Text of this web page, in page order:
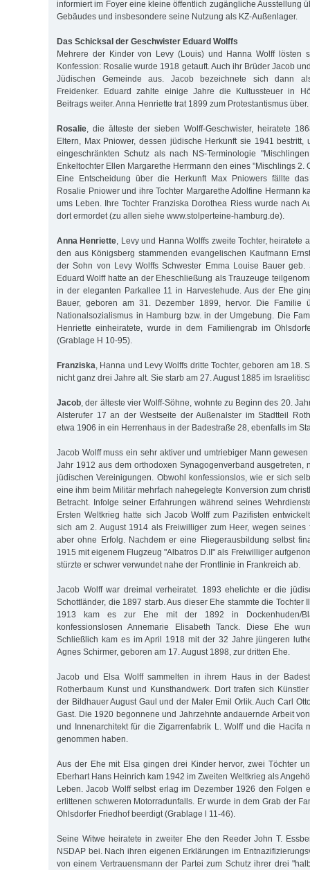
informiert im Foyer eine kleine öffentlich zugängliche Ausstellung
Gebäudes und insbesondere seine Nutzung als KZ-Außenlager.
Das Schicksal der Geschwister Eduard Wolffs
Mehrere der Kinder von Levy (Louis) und Hanna Wolff lösten
Konfession: Rosalie wurde 1918 getauft. Auch ihr Brüder Jacob
Jüdischen Gemeinde aus. Jacob bezeichnete sich dann
Freidenker. Eduard zahlte einige Jahre die Kultussteuer in
Beitrags weiter. Anna Henriette trat 1899 zum Protestantismus über.
Rosalie, die älteste der sieben Wolff-Geschwister, heiratete
Eltern, Max Pniower, dessen jüdische Herkunft sie 1941 bestritt,
eingeschränkten Schutz als nach NS-Terminologie
Enkeltochter Ellen Margarethe Herrmann den eines "Mischlings 2.
Eine Entscheidung über die Herkunft Max Pniowers fällte
Rosalie Pniower und ihre Tochter Margarethe Adolfine Hermann
ums Leben. Ihre Tochter Franziska Dorothea Riess wurde nach
dort ermordet (zu allen siehe www.stolperteine-hamburg.de).
Anna Henriette, Levy und Hanna Wolffs zweite Tochter, heiratete
den aus Königsberg stammenden evangelischen Kaufmann
der Sohn von Levy Wolffs Schwester Emma Louise Bauer geb.
Eduard Wolff hatte an der Eheschließung als Trauzeuge
in der eleganten Parkallee 11 in Harvestehude. Aus der Ehe
Bauer, geboren am 31. Dezember 1899, hervor. Die Familie
Nationalsozialismus in Hamburg bzw. in der Umgebung. Die
Henriette einheiratete, wurde in dem Familiengrab im
(Grablage H 10-95).
Franziska, Hanna und Levy Wolffs dritte Tochter, geboren am 18.
nicht ganz drei Jahre alt. Sie starb am 27. August 1885 im
Jacob, der älteste vier Wolff-Söhne, wohnte zu Beginn des 20.
Alsterufer 17 an der Westseite der Außenalster im Stadtteil
etwa 1906 in ein Herrenhaus in der Badestraße 28, ebenfalls im
Jacob Wolff muss ein sehr aktiver und umtriebiger Mann
Jahr 1912 aus dem orthodoxen Synagogenverband ausgetreten,
jüdischen Vereinigungen. Obwohl konfessionslos, wie er sich
eine ihm beim Militär mehrfach nahegelegte Konversion zum
Betracht. Infolge seiner Erfahrungen während seines
Ersten Weltkrieg hatte sich Jacob Wolff zum Pazifisten
sich am 2. August 1914 als Freiwilliger zum Heer, wegen seines
aber ohne Erfolg. Nachdem er eine Fliegerausbildung selbst
1915 mit eigenem Flugzeug "Albatros D.II" als Freiwilliger
stürzte er schwer verwundet nahe der Frontlinie in Frankreich ab.
Jacob Wolff war dreimal verheiratet. 1893 ehelichte er die
Schottländer, die 1897 starb. Aus dieser Ehe stammte die Tochter
1913 kam es zur Ehe mit der 1892 in Dockenhuden/
konfessionslosen Annemarie Elisabeth Tanck. Diese Ehe
Schließlich kam es im April 1918 mit der 32 Jahre jüngeren
Agnes Schirmer, geboren am 17. August 1898, zur dritten Ehe.
Jacob und Elsa Wolff sammelten in ihrem Haus in der
Rotherbaum Kunst und Kunsthandwerk. Dort trafen sich
der Bildhauer August Gaul und der Maler Emil Orlik. Auch Carl
Gast. Die 1920 begonnene und Jahrzehnte andauernde Arbeit
und Innenarchitekt für die Zigarrenfabrik L. Wolff und die Hacifa
genommen haben.
Aus der Ehe mit Elsa gingen drei Kinder hervor, zwei Töchter
Eberhart Hans Heinrich kam 1942 im Zweiten Weltkrieg als
Leben. Jacob Wolff selbst erlag im Dezember 1926 den Folgen
erlittenen schweren Motorradunfalls. Er wurde in dem Grab der
Ohlsdorfer Friedhof beerdigt (Grablage l 11-46).
Seine Witwe heiratete in zweiter Ehe den Reeder John T.
NSDAP bei. Nach ihren eigenen Erklärungen im
von einem Vertrauensmann der Partei zum Schutz ihrer drei